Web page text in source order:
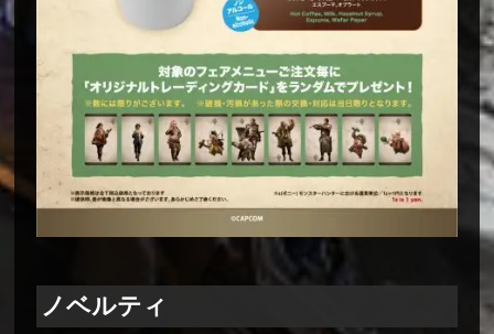
ノベルティ